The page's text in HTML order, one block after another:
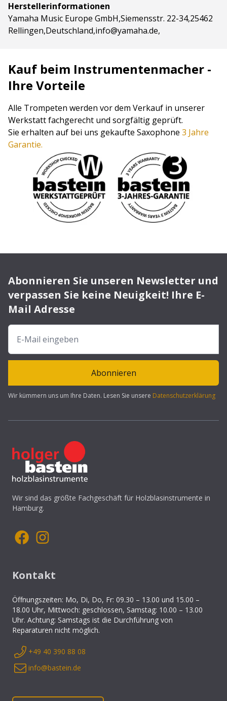
Herstellerinformationen
Yamaha Music Europe GmbH,Siemensstr. 22-34,25462
Rellingen,Deutschland,info@yamaha.de,
Kauf beim Instrumentenmacher -
Ihre Vorteile
Alle Trompeten werden vor dem Verkauf in unserer
Werkstatt fachgerecht und sorgfältig geprüft.
Sie erhalten auf bei uns gekaufte Saxophone 3 Jahre
Garantie.
Abonnieren Sie unseren Newsletter und
verpassen Sie keine Neuigkeit! Ihre E-
Mail Adresse
Abonnieren
Wir kümmern uns um Ihre Daten. Lesen Sie unsere Datenschutzerklärung
Wir sind das größte Fachgeschäft für Holzblasinstrumente in
Hamburg.
Kontakt
Öffnungszeiten: Mo, Di, Do, Fr: 09.30 – 13.00 und 15.00 –
18.00 Uhr, Mittwoch: geschlossen, Samstag: 10.00 – 13.00
Uhr. Achtung: Samstags ist die Durchführung von
Reparaturen nicht möglich.
+49 40 390 88 08
info@bastein.de